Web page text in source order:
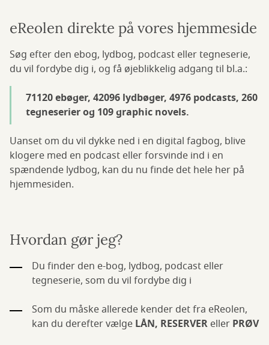
eReolen direkte på vores hjemmeside
Søg efter den ebog, lydbog, podcast eller tegneserie,
du vil fordybe dig i, og få øjeblikkelig adgang til bl.a.:
71120 ebøger, 42096 lydbøger, 4976 podcasts, 260
tegneserier og 109 graphic novels.
Uanset om du vil dykke ned i en digital fagbog, blive
klogere med en podcast eller forsvinde ind i en
spændende lydbog, kan du nu finde det hele her på
hjemmesiden.
Hvordan gør jeg?
Du finder den e-bog, lydbog, podcast eller
tegneserie, som du vil fordybe dig i
Som du måske allerede kender det fra eReolen,
kan du derefter vælge LÅN, RESERVER eller PRØV